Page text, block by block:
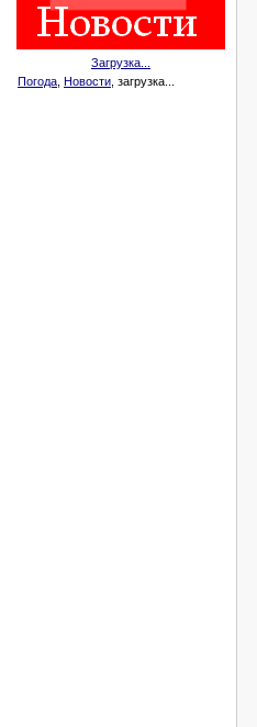
Загрузка...
Погода Новости , загрузка...